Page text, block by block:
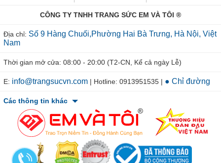
CÔNG TY TNHH TRANG SỨC EM VÀ TÔI ®
Địa chỉ: Số 9 Hàng Chuối,Phường Hai Bà Trưng, Hà Nội, Việt
Nam
Thời gian mở cửa: 08:00 - 20:00 (T2-CN, Kể cả ngày Lễ)
E: info@trangsucvn.com | Hotline: 0913951535 | ● Chỉ đường
Các thông tin khác